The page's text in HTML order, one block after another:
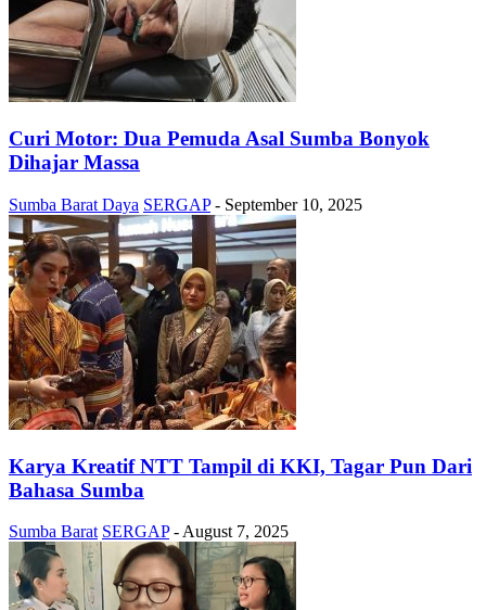
Curi Motor: Dua Pemuda Asal Sumba Bonyok
Dihajar Massa
Sumba Barat Daya SERGAP - September 10, 2025
Karya Kreatif NTT Tampil di KKI, Tagar Pun Dari
Bahasa Sumba
Sumba Barat SERGAP - August 7, 2025